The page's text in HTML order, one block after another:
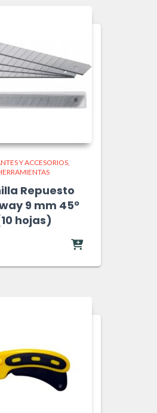
Y ACCESORIOS
Repuesto
9 mm 45º
hojas)